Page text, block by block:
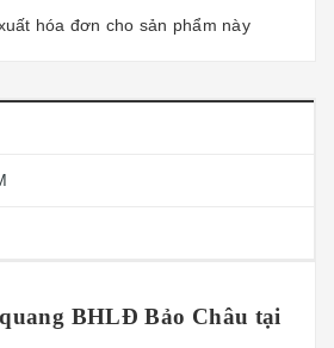
hóa đơn cho sản phẩm này
BHLĐ Bảo Châu tại